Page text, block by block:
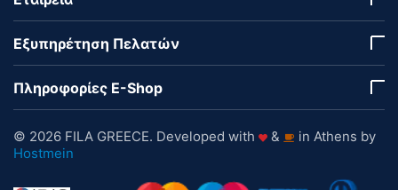
Εξυπηρέτηση Πελατών
Πληροφορίες E-Shop
© 2026 FILA GREECE. Developed with &
in Athens by
Hostmein